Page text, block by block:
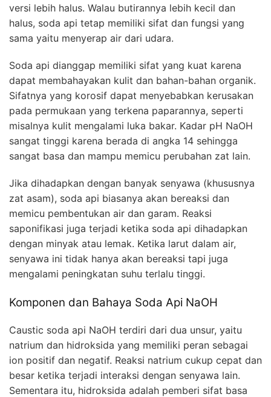
versi lebih halus. Walau butirannya lebih kecil dan
halus, soda api tetap memiliki sifat dan fungsi yang
sama yaitu menyerap air dari udara.
Soda api dianggap memiliki sifat yang kuat karena
dapat membahayakan kulit dan bahan-bahan organik.
Sifatnya yang korosif dapat menyebabkan kerusakan
pada permukaan yang terkena paparannya, seperti
misalnya kulit mengalami luka bakar. Kadar pH NaOH
sangat tinggi karena berada di angka 14 sehingga
sangat basa dan mampu memicu perubahan zat lain.
Jika dihadapkan dengan banyak senyawa (khususnya
zat asam), soda api biasanya akan bereaksi dan
memicu pembentukan air dan garam. Reaksi
saponifikasi juga terjadi ketika soda api dihadapkan
dengan minyak atau lemak. Ketika larut dalam air,
senyawa ini tidak hanya akan bereaksi tapi juga
mengalami peningkatan suhu terlalu tinggi.
Komponen dan Bahaya Soda Api NaOH
Caustic soda api NaOH terdiri dari dua unsur, yaitu
natrium dan hidroksida yang memiliki peran sebagai
ion positif dan negatif. Reaksi natrium cukup cepat dan
besar ketika terjadi interaksi dengan senyawa lain.
Sementara itu, hidroksida adalah pemberi sifat basa